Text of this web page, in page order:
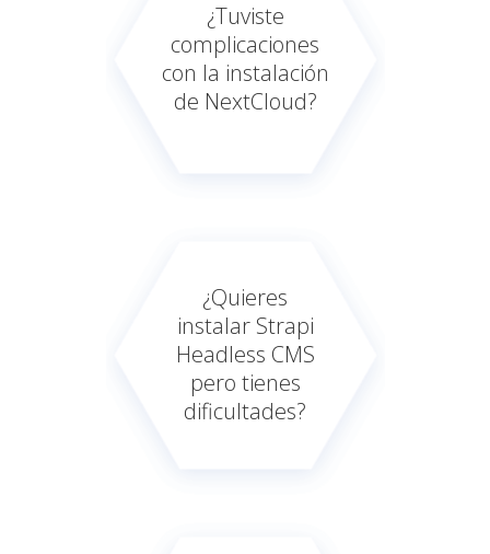
¿Tuviste
complicaciones
con la instalación
de NextCloud?
¿Quieres
instalar Strapi
Headless CMS
pero tienes
dificultades?